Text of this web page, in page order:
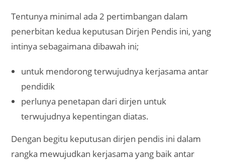
Tentunya minimal ada 2 pertimbangan dalam
penerbitan kedua keputusan Dirjen Pendis ini, yang
intinya sebagaimana dibawah ini;
untuk mendorong terwujudnya kerjasama antar
pendidik
perlunya penetapan dari dirjen untuk
terwujudnya kepentingan diatas.
Dengan begitu keputusan dirjen pendis ini dalam
rangka mewujudkan kerjasama yang baik antar